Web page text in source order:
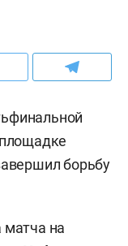
борьбу
матча на